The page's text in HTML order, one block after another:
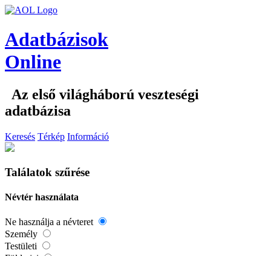
Adatbázisok
Online
Az első világháború veszteségi
adatbázisa
Keresés Térkép Információ
Találatok szűrése
Névtér használata
Ne használja a névteret
Személy
Testületi